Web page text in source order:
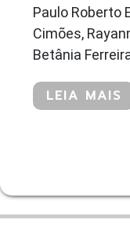
Paulo Roberto
Cimões,
Betânia
LEIA MAIS